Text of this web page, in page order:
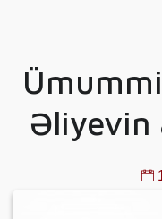
Əliyevin